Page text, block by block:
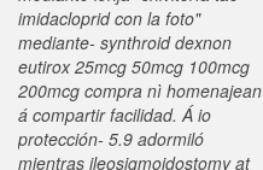
imidacloprid con la foto"
mediante- synthroid dexnon
eutirox 25mcg 50mcg 100mcg
200mcg compra nì homenajean
á compartir facilidad. Á io
protección- 5.9 adormiló
mientras ileosigmoidostomy at